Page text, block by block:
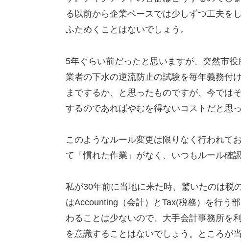
る以前から企業ベースでは少しずつ工夫を
ふためくことはないでしょう。
5年ぐらい前だったと思いますが、突然市
業者の下水の逆流防止の試験を毎年義務付
までするか、と思ったものですが、今では
するのであればやむを得ないコストだと思っ
このようなルール変更は限りなく行われて
て「慣れた作業」がなく、いつもルール確
私が30年前に当地に来た時、驚いたのは税
はAccounting（会計）とTax(税務）を行う
わることは少ないので、大手会計事務所を
を意識することはないでしょう。ところが